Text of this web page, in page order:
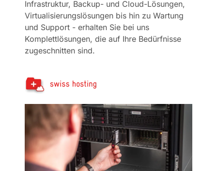
Infrastruktur, Backup- und Cloud-Lösungen,
Virtualisierungslösungen bis hin zu Wartung
und Support - erhalten Sie bei uns
Komplettlösungen, die auf Ihre Bedürfnisse
zugeschnitten sind.